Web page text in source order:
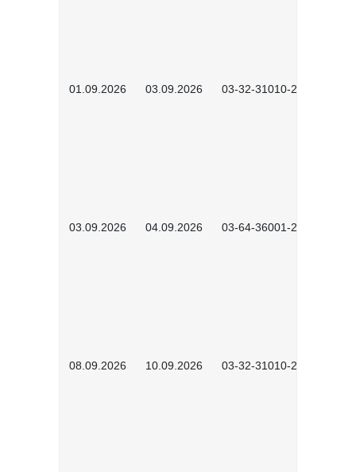
01.09.2026 03.09.2026 03-32-31010-2603
03.09.2026 04.09.2026 03-64-36001-2602
08.09.2026 10.09.2026 03-32-31010-2606